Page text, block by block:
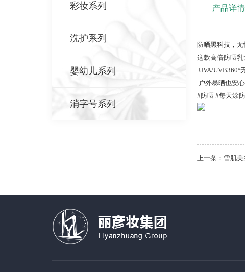
彩妆系列
洗护系列
婴幼儿系列
消字号系列
产品详情
防晒黑科技，
这款高倍防晒
UVA/UVB360°
户外暴晒也安
#防晒 #每天涂
上一条： 雪肌